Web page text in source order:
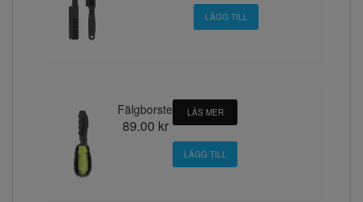
Fälgborste
89.00 kr
LÄS MER